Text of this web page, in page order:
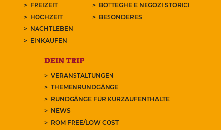
FREIZEIT
HOCHZEIT
NACHTLEBEN
EINKAUFEN
BOTTEGHE E NEGOZI STORICI
BESONDERES
DEIN TRIP
VERANSTALTUNGEN
THEMENRUNDGÄNGE
RUNDGÄNGE FÜR KURZAUFENTHALTE
NEWS
ROM FREE/LOW COST